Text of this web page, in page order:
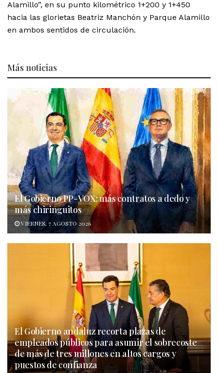
Alamillo”, en su punto kilométrico 1+200 y 1+450
hacia las glorietas Beatriz Manchón y Parque Alamillo
en ambos sentidos de circulación.
Más noticias
El Gobierno PP-VOX: más contratos a dedo y
más chiringuitos
VIERNES, 7 AGOSTO 2026
El Gobierno andaluz recorta plazas de
empleados públicos para asumir el sobrecoste
de más de tres millones en altos cargos y
puestos de confianza